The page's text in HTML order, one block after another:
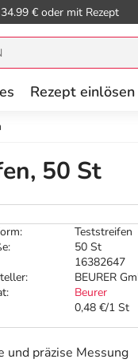
€ oder mit Rezept
Rezept einlösen
50 St
Teststreifen
50 St
16382647
BEURER
Beurer
0,48 €/1 St
und präzise Messung